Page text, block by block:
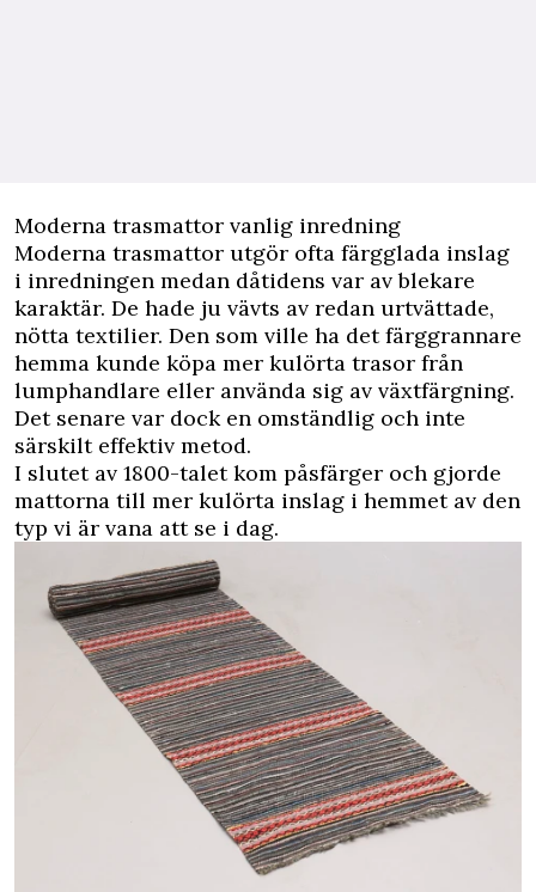
Moderna trasmattor vanlig inredning
Moderna trasmattor utgör ofta färgglada inslag
i inredningen medan dåtidens var av blekare
karaktär. De hade ju vävts av redan urtvättade,
nötta textilier. Den som ville ha det färggrannare
hemma kunde köpa mer kulörta trasor från
lumphandlare eller använda sig av växtfärgning.
Det senare var dock en omständlig och inte
särskilt effektiv metod.
I slutet av 1800-talet kom påsfärger och gjorde
mattorna till mer kulörta inslag i hemmet av den
typ vi är vana att se i dag.